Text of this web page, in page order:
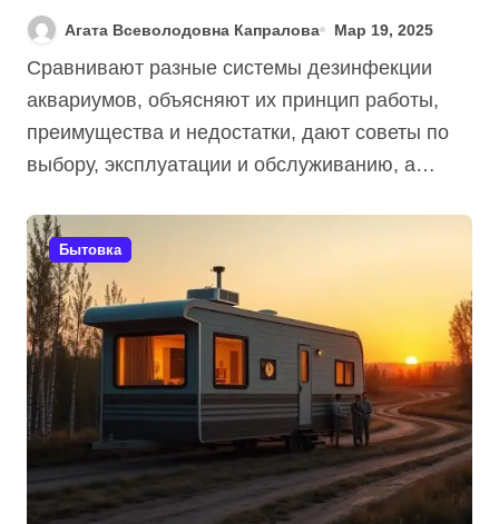
Аквариума [Гид]: 5
Советов Эксперта!
Агата Всеволодовна Капралова Мар 19, 2025
Сравнивают разные системы дезинфекции
аквариумов, объясняют их принцип работы,
преимущества и недостатки, дают советы по
выбору, эксплуатации и обслуживанию, а…
Бытовка